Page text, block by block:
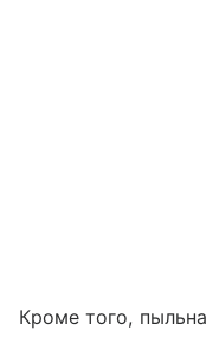
Кроме того,